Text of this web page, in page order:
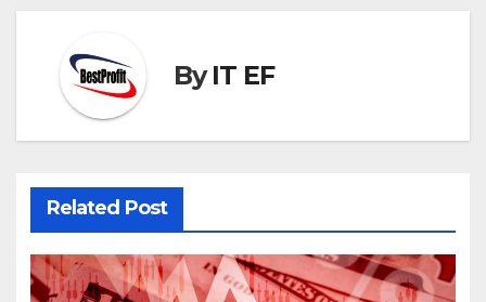
ByIT EF
Related Post